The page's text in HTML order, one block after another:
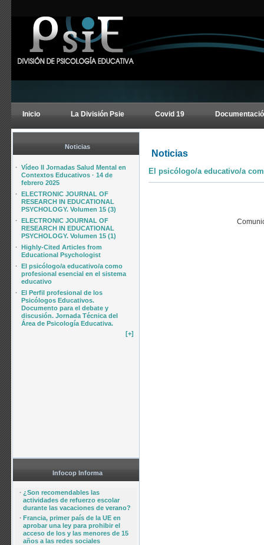
Inicio La División Psie Covid 19
Noticias
· Vídeo II Jornadas Salud Mental en
Contextos Educativos · 14 de
febrero 2025
· ELECTRONIC JOURNAL OF
RESEARCH IN EDUCATIONAL
PSYCHOLOGY. Volumen 15 (3)
· ELECTRONIC JOURNAL OF
RESEARCH IN EDUCATIONAL
PSYCHOLOGY. Volumen 15 (1)
· Highly-Cited Articles from
Educational Psychologist
· El psicólogo/a educativo/a como
profesional esencial en el sistema
educativo
· El Perfil profesional de los
Psicólogos Educativos.
Documento para el debate y
discusión. Jornada Técnica del
Área de Psicología Educativa.
[+]
Infocop Informa
· ¿Son recomendables las
actividades de refuerzo escolar
durante las vacaciones de verano?
· Francia, primer país de la UE en
aprobar una ley para prohibir el
acceso de los y las menores de 15
años a las redes sociales
Noticias
El psicólogo/a educativo/a